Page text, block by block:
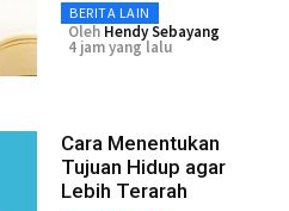
BERITA LAIN
Oleh Hendy Sebayang
4 jam yang lalu
Cara Menentukan
Tujuan Hidup agar
Lebih Terarah